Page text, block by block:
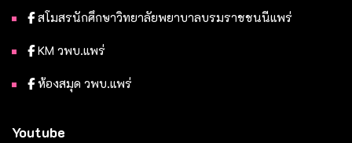
สโมสรนักศึกษาวิทยาลัยพยาบาลบรมราชชนนีแพร่
KM วพบ.แพร่
ห้องสมุด วพบ.แพร่
Youtube